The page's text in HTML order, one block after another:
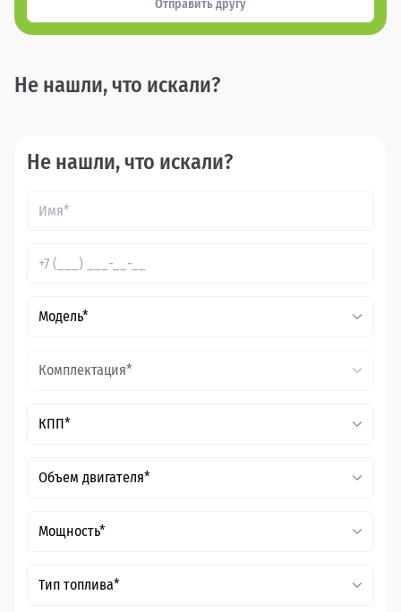
Отправить другу
Не нашли, что искали?
Не нашли, что искали?
Модель*
Комплектация*
КПП*
Объем двигателя*
Мощность*
Тип топлива*